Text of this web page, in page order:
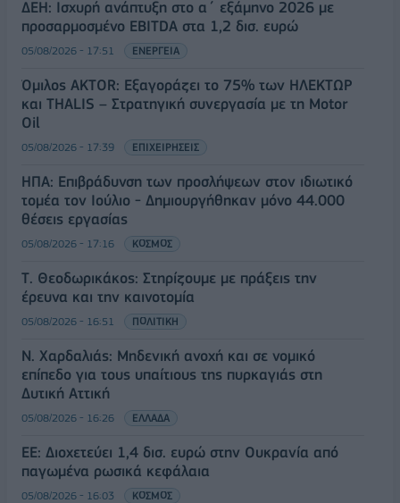
ΔΕΗ: Ισχυρή ανάπτυξη στο α΄ εξάμηνο 2026 με
προσαρμοσμένο EBITDA στα 1,2 δισ. ευρώ
05/08/2026 - 17:51 ΕΝΕΡΓΕΙΑ
Όμιλος AKTOR: Εξαγοράζει το 75% των ΗΛΕΚΤΩΡ
και THALIS – Στρατηγική συνεργασία με τη Motor
Oil
05/08/2026 - 17:39 ΕΠΙΧΕΙΡΗΣΕΙΣ
ΗΠΑ: Επιβράδυνση των προσλήψεων στον ιδιωτικό
τομέα τον Ιούλιο - Δημιουργήθηκαν μόνο 44.000
θέσεις εργασίας
05/08/2026 - 17:16 ΚΟΣΜΟΣ
Τ. Θεοδωρικάκος: Στηρίζουμε με πράξεις την
έρευνα και την καινοτομία
05/08/2026 - 16:51 ΠΟΛΙΤΙΚΗ
Ν. Χαρδαλιάς: Μηδενική ανοχή και σε νομικό
επίπεδο για τους υπαίτιους της πυρκαγιάς στη
Δυτική Αττική
05/08/2026 - 16:26 ΕΛΛΑΔΑ
ΕΕ: Διοχετεύει 1,4 δισ. ευρώ στην Ουκρανία από
παγωμένα ρωσικά κεφάλαια
05/08/2026 - 16:03 ΚΟΣΜΟΣ